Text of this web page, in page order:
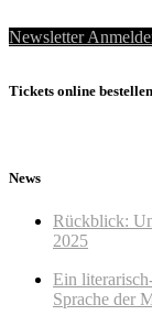
Newsletter
Tickets online bestellen
News
Rückblick:
2025
Ein
Sprache der